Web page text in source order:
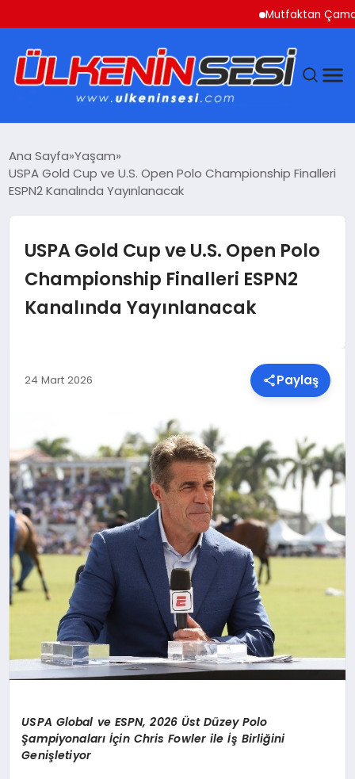
Mutfaktan Çamaşır
EKONOMI
SAĞLIK
YAŞAM
MALATYA HABERLERI
Ana Sayfa Yaşam
USPA Gold Cup ve U.S. Open Polo Championship Finalleri
ESPN2 Kanalında Yayınlanacak
USPA Gold Cup ve U.S. Open Polo
Championship Finalleri ESPN2
Kanalında Yayınlanacak
24 Mart 2026 Paylaş
USPA Global veESPN, 2026 Üst DüzeyPolo
Şampiyonaları İçinChris Fowlerile İş Birliğini
Genişletiyor